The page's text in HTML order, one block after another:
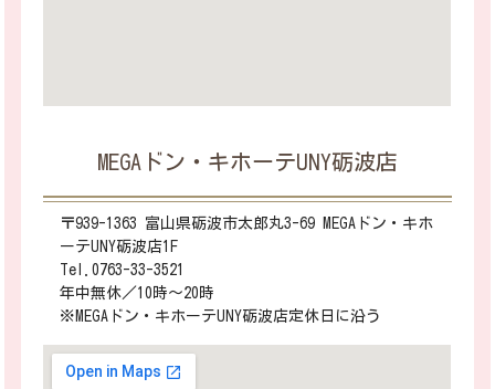
MEGAドン・キホーテUNY砺波店
〒939-1363 富山県砺波市太郎丸3-69 MEGAドン・キホ
ーテUNY砺波店1F
Tel.0763-33-3521
年中無休／10時～20時
※MEGAドン・キホーテUNY砺波店定休日に沿う